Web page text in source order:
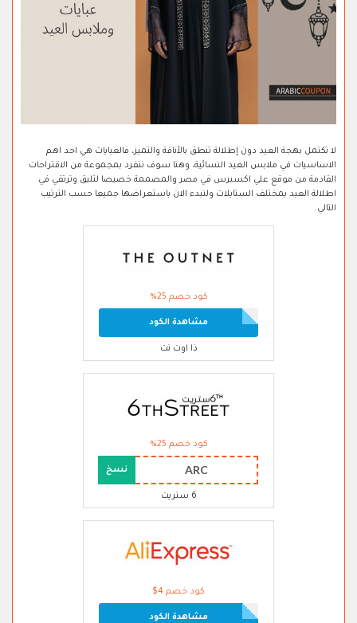
لا تكتمل بهجة العيد دون إطلالة تنطق بالأناقة والتميز، فالعبايات هي احد اهم
الاساسيات في ملابس العيد النسائية، وهنا سوف ننفرد بمجموعة من الاقتراحات
القادمة من موقع علي اكسبرس في مصر والمصممة خصيصا لتليق وترتقي في
اطلالة العيد بمختلف الستايلات ولنبدء الان باستعراضها جميعا حسب الترتيب
التالي.
كود خصم 25%
مشاهدة الكود
ذا اوت نت
كود خصم 25%
ARC نسخ
6 ستريت
كود خصم 4$
مشاهدة الكود